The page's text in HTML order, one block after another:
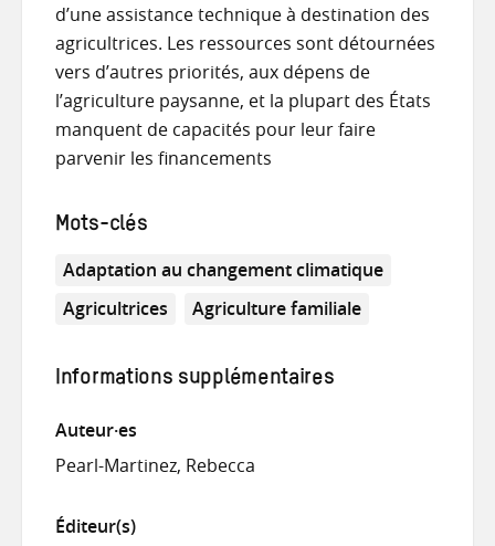
d’une assistance technique à destination des
agricultrices. Les ressources sont détournées
vers d’autres priorités, aux dépens de
l’agriculture paysanne, et la plupart des États
manquent de capacités pour leur faire
parvenir les financements
Mots-clés
Adaptation au changement climatique
Agricultrices
Agriculture familiale
Informations supplémentaires
Auteur·es
Pearl-Martinez, Rebecca
Éditeur(s)